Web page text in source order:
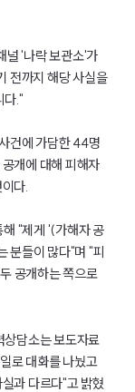
널 '나락 보관소'가
전까지 해당 사실을
다."
건에 가담한 44명
개에 대해 피해자
다.
"제게 '(가해자 공
분들이 많다"며 "피
공개하는 쪽으로
상담소는 보도자료
로 대화를 나눴고
과 다르다"고 밝혔